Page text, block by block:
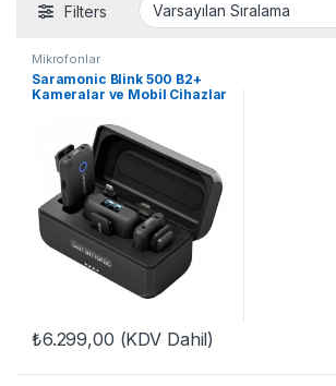
Filters
Mikrofonlar
Saramonic Blink 500 B2+
Kameralar ve Mobil Cihazlar
Mikrofon Sistemi (2,4 GHz)
₺6.299,00 (KDV Dahil)